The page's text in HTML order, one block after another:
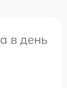
в день